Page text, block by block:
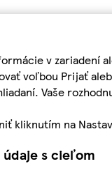
v
voľbou Prijať
Vaše
kliknutím na
s cieľom